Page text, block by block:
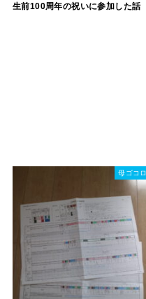
生前100周年の祝いに参加した話
母ゴコロ